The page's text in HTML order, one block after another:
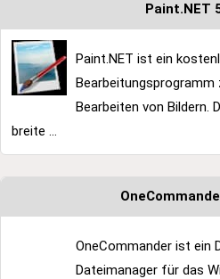
Paint.NET
Paint.NET ist ein
Bearbeitungsprogramm
Bearbeiten von Bildern.
breite ...
OneCommander ist ein
Dateimanager für das